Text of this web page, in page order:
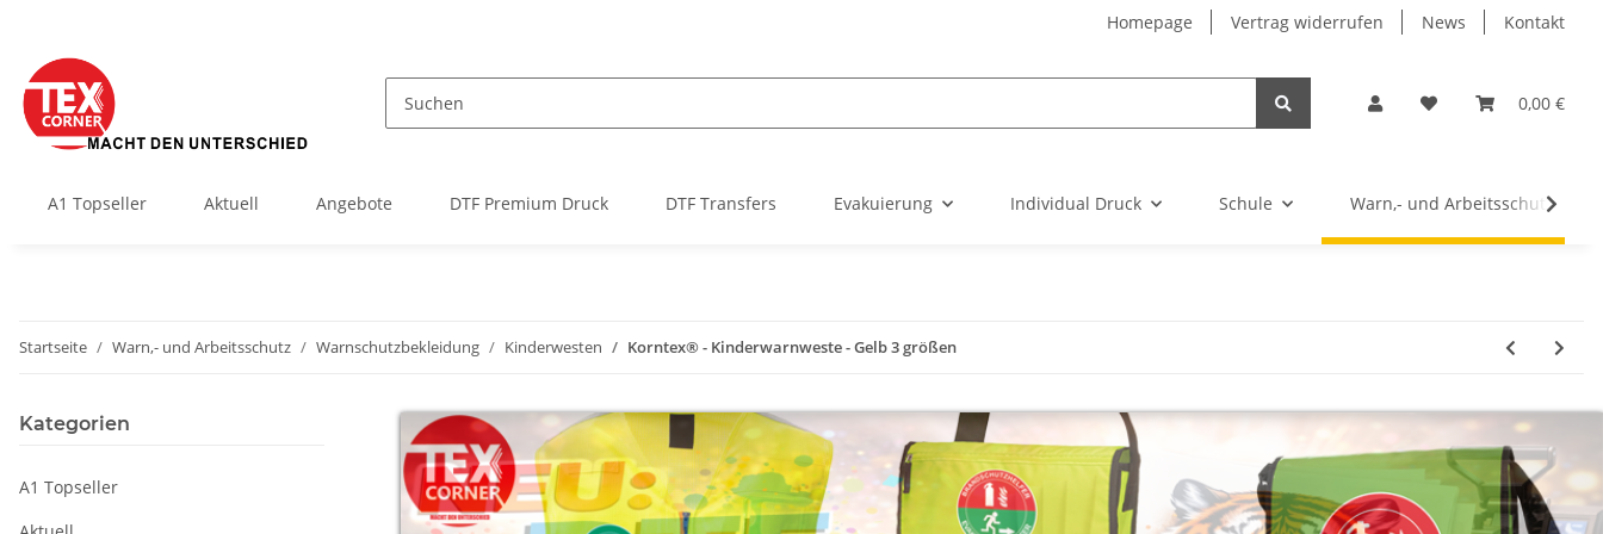
Homepage Vertrag widerrufen News Kontakt
0,00 €
A1 Topseller Aktuell Angebote DTF Premium Druck DTF Transfers Evakuierung Individual Druck Schule Warn,- und Arbeitsschutz
Startseite Warn,- und Arbeitsschutz Warnschutzbekleidung Kinderwesten Korntex® - Kinderwarnweste - Gelb 3 größen
Kategorien
A1 Topseller